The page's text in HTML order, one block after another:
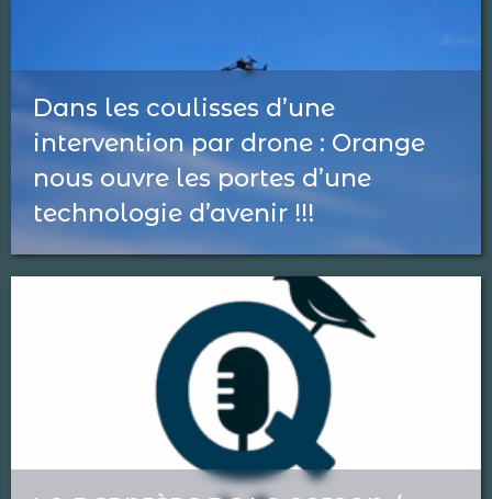
Dans les coulisses d’une
intervention par drone : Orange
nous ouvre les portes d’une
technologie d’avenir !!!